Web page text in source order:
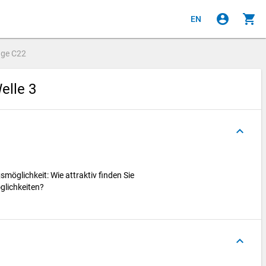
EN account_circle shopping_cart
C22
3
keyboard_arrow_up
Wie attraktiv finden Sie
keyboard_arrow_up